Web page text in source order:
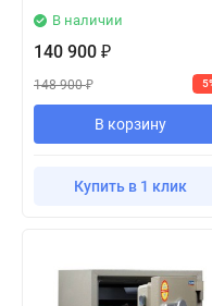
В наличии
140 900 ₽
148 900₽
В корзину
Купить в 1 клик